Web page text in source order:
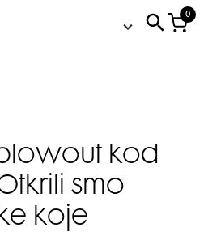
0
kod
smo
koje